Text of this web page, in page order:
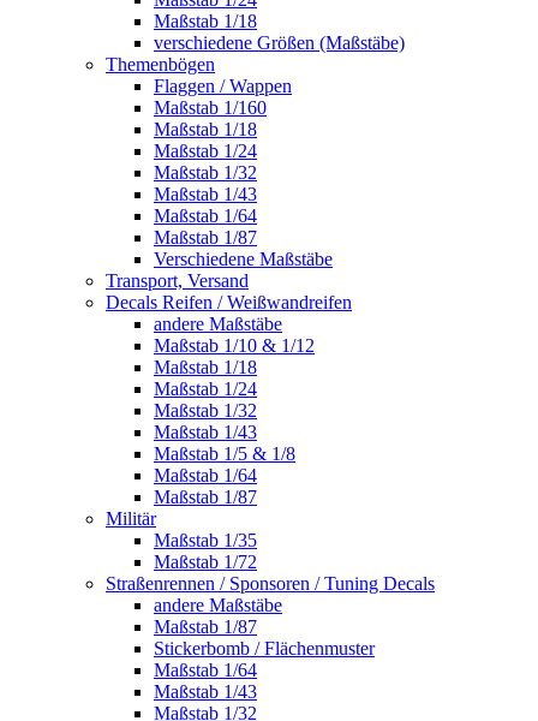
Maßstab 1/18
verschiedene Größen (Maßstäbe)
Themenbögen
Flaggen / Wappen
Maßstab 1/160
Maßstab 1/18
Maßstab 1/24
Maßstab 1/32
Maßstab 1/43
Maßstab 1/64
Maßstab 1/87
Verschiedene Maßstäbe
Transport, Versand
Decals Reifen / Weißwandreifen
andere Maßstäbe
Maßstab 1/10 & 1/12
Maßstab 1/18
Maßstab 1/24
Maßstab 1/32
Maßstab 1/43
Maßstab 1/5 & 1/8
Maßstab 1/64
Maßstab 1/87
Militär
Maßstab 1/35
Maßstab 1/72
Straßenrennen / Sponsoren / Tuning Decals
andere Maßstäbe
Maßstab 1/87
Stickerbomb / Flächenmuster
Maßstab 1/64
Maßstab 1/43
Maßstab 1/32